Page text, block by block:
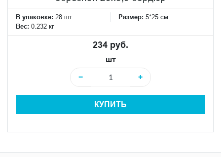
В упаковке: 28 шт Размер: 5*25 см
Вес: 0.232 кг
234 руб.
шт
−
+
КУПИТЬ